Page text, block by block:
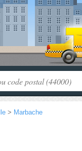
> Marbache